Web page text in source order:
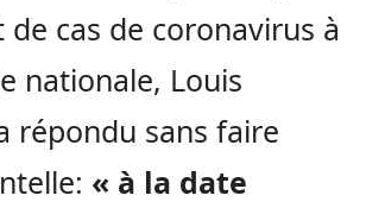
de cas de coronavirus à
nationale, Louis
répondu sans faire
« à la date